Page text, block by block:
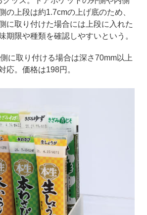
の上段は約1.7cmの上げ底のため、
に取り付けた場合には上段に入れた
期限や種類を確認しやすいという。
に取り付ける場合は深さ70mm以上
応。価格は198円。